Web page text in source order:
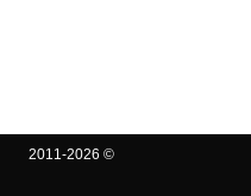
2011-2026 ©